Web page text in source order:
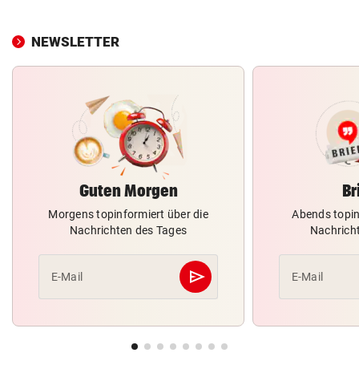
NEWSLETTER
Guten Morgen
Morgens topinformiert über die
Nachrichten des Tages
E-Mail send
Abschicken
Abends
E-Mail